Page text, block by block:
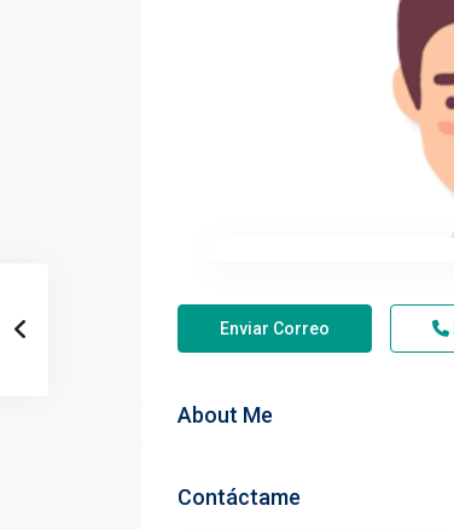
Enviar Correo
About Me
Contáctame